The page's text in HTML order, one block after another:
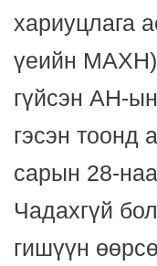
хариуцлага
үеийн МАХН)
гүйсэн АН-
гэсэн тоонд
сарын 28-
Чадахгүй
гишүүн